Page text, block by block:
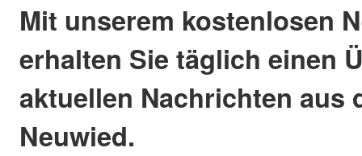
Mit unserem kostenlosen
erhalten Sie täglich einen
aktuellen Nachrichten aus
Neuwied.